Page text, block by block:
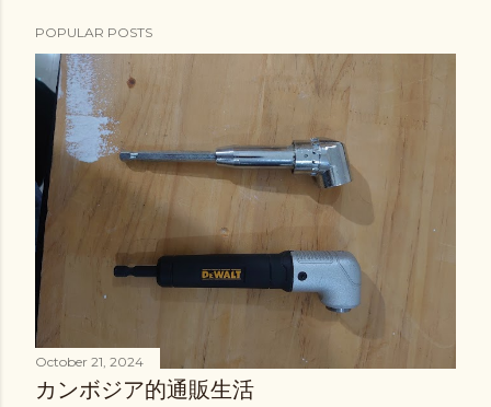
POPULAR POSTS
October 21, 2024
カンボジア的通販生活